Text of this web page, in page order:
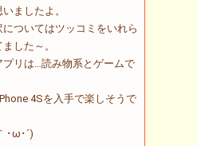
ましたよ。
ついてはツッコミをいれら
した～。
プリは…読み物系とゲームで
4Sを入手で楽しそうで
･ω･´)